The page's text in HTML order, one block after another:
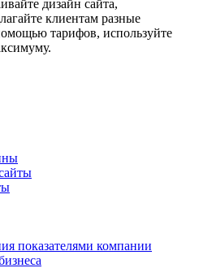
дизайн сайта,
клиентам разные
тарифов, используйте
показателями компании